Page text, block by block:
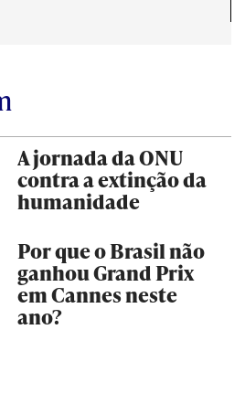
A jornada da ONU
contra a extinção da
humanidade
Por que o Brasil não
ganhou Grand Prix
em Cannes neste
ano?